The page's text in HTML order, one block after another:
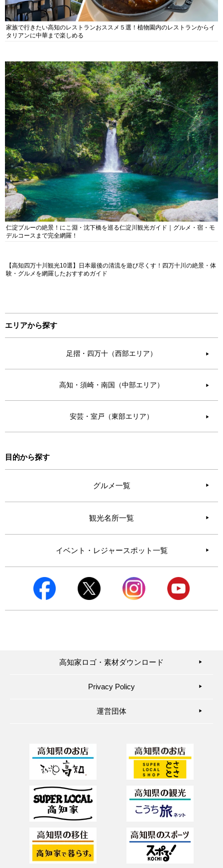
家族で行きたい高知のレストランおススメ５選！植物園内のレストランからイ
タリアンに中華まで楽しめる
仁淀ブルーの絶景！にこ淵・沈下橋を巡る仁淀川観光ガイド｜グルメ・宿・モ
デルコースまで完全網羅！
【高知四万十川観光10選】日本最後の清流を遊び尽くす！四万十川の絶景・体
験・グルメを網羅したおすすめガイド
エリアから探す
足摺・四万十（西部エリア） ▶︎
高知・須崎・南国（中部エリア） ▶︎
安芸・室戸（東部エリア） ▶︎
目的から探す
グルメ一覧
観光名所一覧
イベント・レジャースポット一覧
高知家ロゴ・素材ダウンロード ▶︎
Privacy Policy ▶︎
運営団体 ▶︎